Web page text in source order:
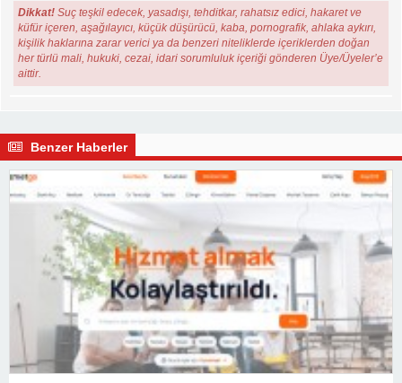
Dikkat! Suç teşkil edecek, yasadışı, tehditkar, rahatsız edici, hakaret ve
küfür içeren, aşağılayıcı, küçük düşürücü, kaba, pornografik, ahlaka aykırı,
kişilik haklarına zarar verici ya da benzeri niteliklerde içeriklerden doğan
her türlü mali, hukuki, cezai, idari sorumluluk içeriği gönderen Üye/Üyeler’e
aittir.
Benzer Haberler